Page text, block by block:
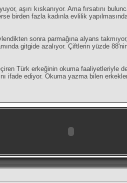
aşırı kıskanıyor. Ama fırsatını
birden fazla kadınla evlilik
sonra parmağına alyans
gitgide azalıyor. Çiftlerin yüzde
Türk erkeğinin okuma faaliyetleriyle
ifade ediyor. Okuma yazma bilen